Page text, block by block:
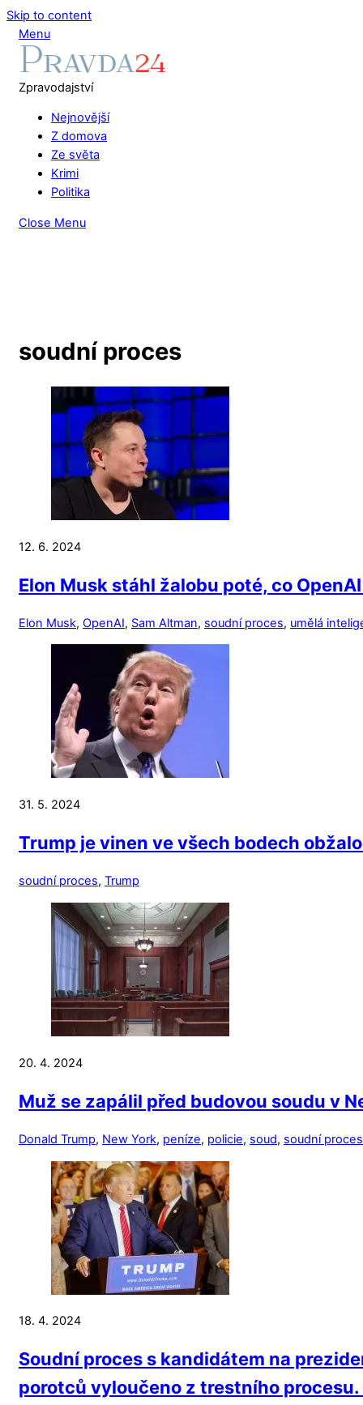
Skip to content
Menu
Zpravodajství
Nejnovější
Z domova
Ze světa
Krimi
Politika
Close Menu
soudní proces
12. 6. 2024
Elon Musk stáhl žalobu poté, co
Elon Musk, OpenAI, Sam Altman, soudní proces, umělá
31. 5. 2024
Trump je vinen ve všech bodech
soudní proces, Trump
20. 4. 2024
Muž se zapálil před budovou soudu v
Donald Trump, New York, peníze, policie, soud, soudní proces
18. 4. 2024
Soudní proces s kandidátem na
porotců vyloučeno z trestního